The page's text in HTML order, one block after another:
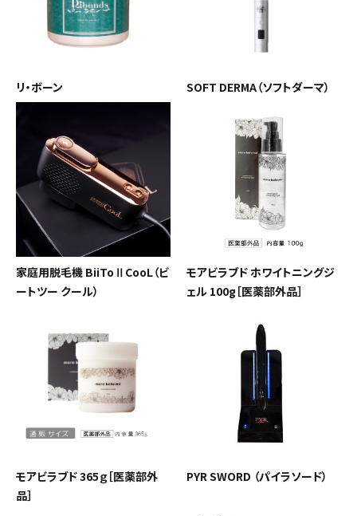
リ・ボーン SOFT DERMA（ソフトダーマ）
家庭用脱毛機 BiiToⅡCooL（ビ
ートツー クール）
モアビラブド ホワイトニングジ
ェル 100g［医薬部外品］
モアビラブド 365ｇ［医薬部外
品］
PYR SWORD （パイラソード）